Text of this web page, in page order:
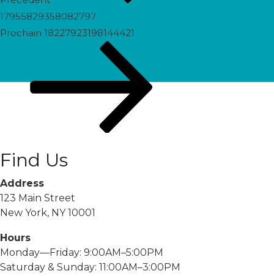
17955829358082797
Prochain
Prochain 18227923198144421
Find Us
Address
123 Main Street
New York, NY 10001
Hours
Monday—Friday: 9:00AM–5:00PM
Saturday & Sunday: 11:00AM–3:00PM